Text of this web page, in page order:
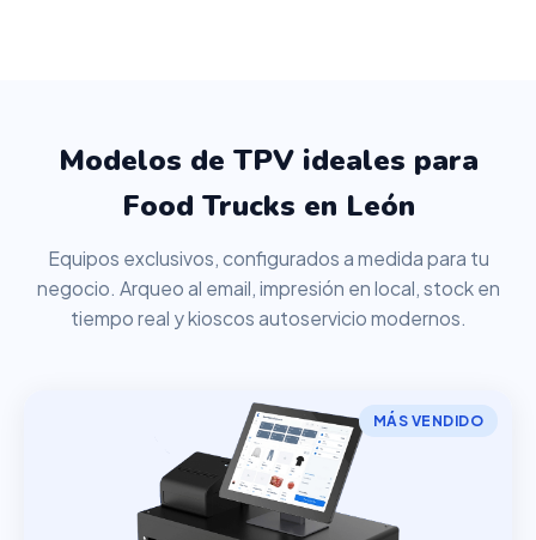
Modelos de TPV ideales para
Food Trucks en León
Equipos exclusivos, configurados a medida para tu
negocio. Arqueo al email, impresión en local, stock en
tiempo real y kioscos autoservicio modernos.
MÁS VENDIDO